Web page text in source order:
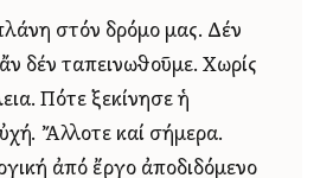
στόν δρόμο μας. Δέν
ἄν δέν ταπεινωθοῦμε. Χωρίς
Πότε ξεκίνησε ἡ
Ἄλλοτε καί σήμερα.
ἀπό ἔργο ἀποδιδόμενο